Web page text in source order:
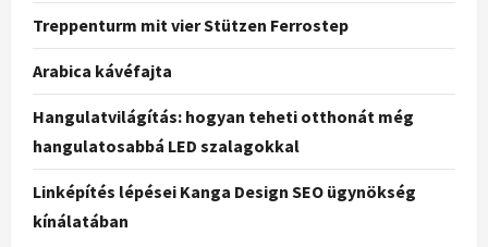
Treppenturm mit vier Stützen Ferrostep
Arabica kávéfajta
Hangulatvilágítás: hogyan teheti otthonát még
hangulatosabbá LED szalagokkal
Linképítés lépései Kanga Design SEO ügynökség
kínálatában